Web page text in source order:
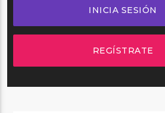
INICIA SESIÓN
REGÍSTRATE